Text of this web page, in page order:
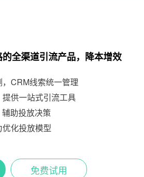
全渠道引流产品，降本增效
CRM线索统一管理
供一站式引流工具
助投放决策
化投放模型
免费试用